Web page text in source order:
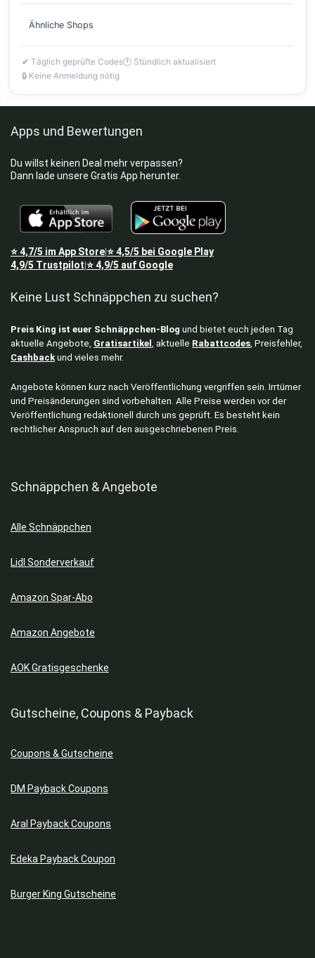
Ähnliche Shops
✔ Täglich geprüfte Codes🕐 Stündlich aktualisiert
🔒 Keine Anmeldung nötig
Apps und Bewertungen
Du willst keinen Deal mehr verpassen?
Dann lade unsere Gratis App herunter.
⭐4,7/5 im App Store⭐4,5/5 bei Google Play
4,9/5 Trustpilot ⭐4,9/5 auf Google
Keine Lust Schnäppchen zu suchen?
Preis King ist euer Schnäppchen-Blog und bietet euch jeden Tag
aktuelle Angebote, Gratisartikel , aktuelle Rabattcodes, Preisfehler,
Cashbackund vieles mehr.
Angebote können kurz nach Veröffentlichung vergriffen sein. Irrtümer
und Preisänderungen sind vorbehalten. Alle Preise werden vor der
Veröffentlichung redaktionell durch uns geprüft. Es besteht kein
rechtlicher Anspruch auf den ausgeschriebenen Preis.
Schnäppchen & Angebote
Alle Schnäppchen
Lidl Sonderverkauf
Amazon Spar-Abo
Amazon Angebote
AOK Gratisgeschenke
Gutscheine, Coupons & Payback
Coupons & Gutscheine
DM Payback Coupons
Aral Payback Coupons
Edeka Payback Coupon
Burger King Gutscheine